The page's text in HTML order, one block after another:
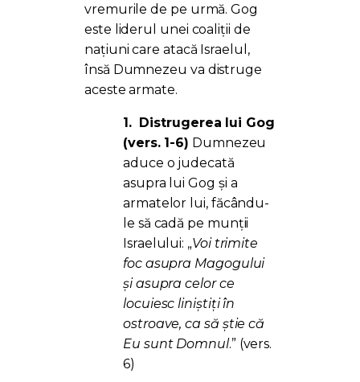
vremurile de pe urmă. Gog
este liderul unei coaliții de
națiuni care atacă Israelul,
însă Dumnezeu va distruge
aceste armate.
1. Distrugerea lui Gog
(vers. 1-6) Dumnezeu
aduce o judecată
asupra lui Gog și a
armatelor lui, făcându-
le să cadă pe munții
Israelului: „Voi trimite
foc asupra Magogului
și asupra celor ce
locuiesc liniștiți în
ostroave, ca să știe că
Eu sunt Domnul.” (vers.
6)